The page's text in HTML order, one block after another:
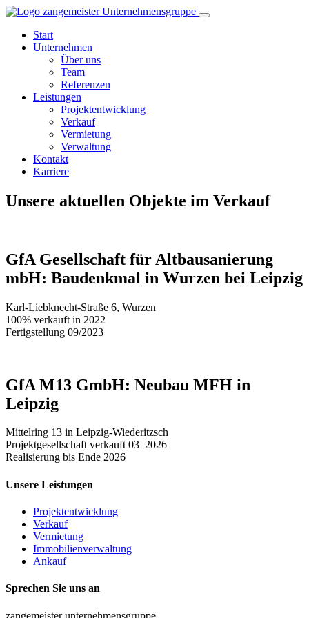
Start
Unternehmen
Über uns
Team
Referenzen
Leistungen
Projektentwicklung
Verkauf
Vermietung
Verwaltung
Kontakt
Karriere
Unsere aktuellen Objekte im Verkauf
GfA Gesellschaft für Altbausanierung
mbH: Baudenkmal in Wurzen bei Leipzig
Karl-Liebknecht-Straße 6, Wurzen
100% verkauft in 2022
Fertigstellung 09/2023
GfA M13 GmbH: Neubau MFH in
Leipzig
Mittelring 13 in Leipzig-Wiederitzsch
Projektgesellschaft verkauft 03–2026
Realisierung bis Ende 2026
Unsere Leistungen
Projektentwicklung
Verkauf
Vermietung
Immobilienverwaltung
Ankauf
Sprechen Sie uns an
zangemeister unternehmensgruppe